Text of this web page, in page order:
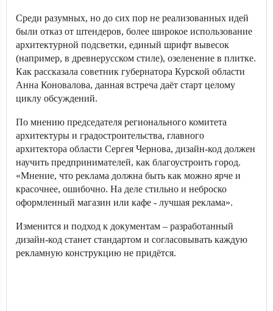
Среди разумных, но до сих пор не реализованных идей
были отказ от штендеров, более широкое использование
архитектурной подсветки, единый шрифт вывесок
(например, в древнерусском стиле), озеленение в плитке.
Как рассказала советник губернатора Курской области
Анна Коновалова, данная встреча даёт старт целому
циклу обсуждений.
По мнению председателя регионального комитета
архитектуры и градостроительства, главного
архитектора области Сергея Чернова, дизайн-код должен
научить предпринимателей, как благоустроить город.
«Мнение, что реклама должна быть как можно ярче и
красочнее, ошибочно. На деле стильно и неброско
оформленный магазин или кафе - лучшая реклама».
Изменится и подход к документам – разработанный
дизайн-код станет стандартом и согласовывать каждую
рекламную конструкцию не придётся.